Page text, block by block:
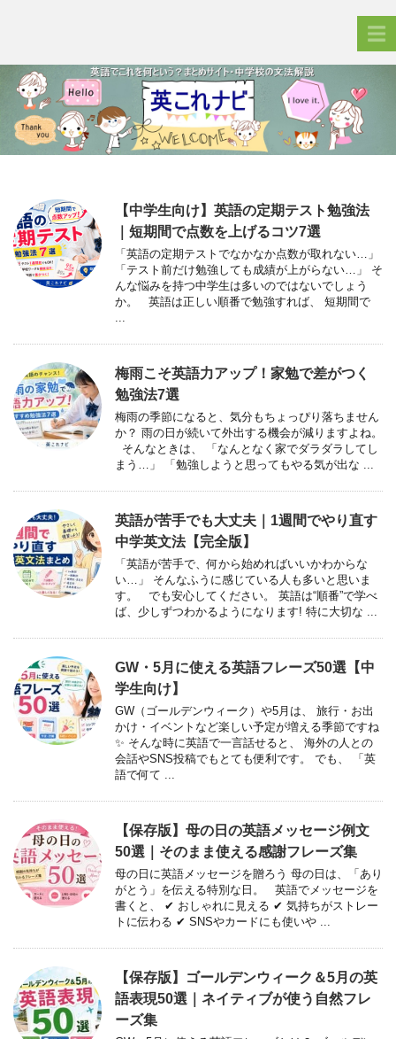
【中学生向け】英語の定期テスト勉強法
｜短期間で点数を上げるコツ7選
「英語の定期テストでなかなか点数が取れない…」
「テスト前だけ勉強しても成績が上がらない…」 そ
んな悩みを持つ中学生は多いのではないでしょう
か。 英語は正しい順番で勉強すれば、 短期間で
梅雨こそ英語力アップ！家勉で差がつく
勉強法7選
梅雨の季節になると、気分もちょっぴり落ちません
か？ 雨の日が続いて外出する機会が減りますよね。
そんなときは、 「なんとなく家でダラダラしてし
まう…」 「勉強しようと思ってもやる気が出な ...
英語が苦手でも大丈夫｜1週間でやり直す
中学英文法【完全版】
「英語が苦手で、何から始めればいいかわからな
い…」 そんなふうに感じている人も多いと思いま
す。 でも安心してください。 英語は“順番”で学べ
ば、少しずつわかるようになります! 特に大切な ...
GW・5月に使える英語フレーズ50選【中
学生向け】
GW（ゴールデンウィーク）や5月は、 旅行・お出
かけ・イベントなど楽しい予定が増える季節ですね
✨ そんな時に英語で一言話せると、 海外の人との
会話やSNS投稿でもとても便利です。 でも、 「英
語で何て ...
【保存版】母の日の英語メッセージ例文
50選｜そのまま使える感謝フレーズ集
母の日に英語メッセージを贈ろう 母の日は、「あり
がとう」を伝える特別な日。 英語でメッセージを
書くと、 ✔ おしゃれに見える ✔ 気持ちがストレー
トに伝わる ✔ SNSやカードにも使いや ...
【保存版】ゴールデンウィーク＆5月の英
語表現50選｜ネイティブが使う自然フレ
ーズ集